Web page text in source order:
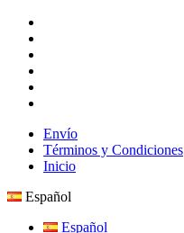
Envío
Términos y Condiciones
Inicio
Español
Español